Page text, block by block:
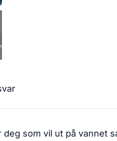
som vil ut på vannet